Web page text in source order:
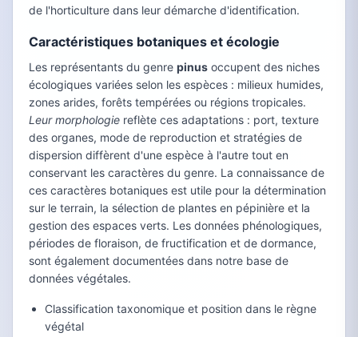
de l'horticulture dans leur démarche d'identification.
Caractéristiques botaniques et écologie
Les représentants du genre pinus occupent des niches
écologiques variées selon les espèces : milieux humides,
zones arides, forêts tempérées ou régions tropicales.
Leur morphologie reflète ces adaptations : port, texture
des organes, mode de reproduction et stratégies de
dispersion diffèrent d'une espèce à l'autre tout en
conservant les caractères du genre. La connaissance de
ces caractères botaniques est utile pour la détermination
sur le terrain, la sélection de plantes en pépinière et la
gestion des espaces verts. Les données phénologiques,
périodes de floraison, de fructification et de dormance,
sont également documentées dans notre base de
données végétales.
Classification taxonomique et position dans le règne
végétal